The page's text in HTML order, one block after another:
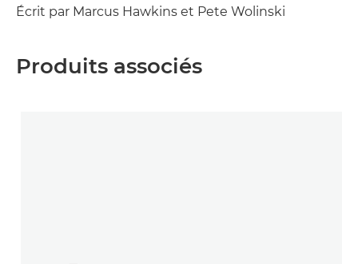
Écrit par Marcus Hawkins et Pete Wolinski
Produits associés